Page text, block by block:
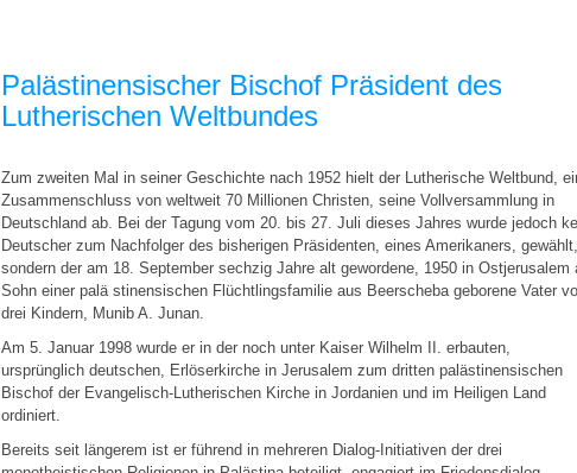
Palästinensischer Bischof Präsident des
Lutherischen Weltbundes
Zum zweiten Mal in seiner Geschichte nach 1952 hielt der Lutherische Weltbund,
Zusammenschluss von weltweit 70 Millionen Christen, seine Vollversammlung in
Deutschland ab. Bei der Tagung vom 20. bis 27. Juli dieses Jahres wurde jedoch
Deutscher zum Nachfolger des bisherigen Präsidenten, eines Amerikaners, gewählt,
sondern der am 18. September sechzig Jahre alt gewordene, 1950 in Ostjerusalem
Sohn einer palä stinensischen Flüchtlingsfamilie aus Beerscheba geborene Vater
drei Kindern, Munib A. Junan.
Am 5. Januar 1998 wurde er in der noch unter Kaiser Wilhelm II. erbauten,
ursprünglich deutschen, Erlöserkirche in Jerusalem zum dritten palästinensischen
Bischof der Evangelisch-Lutherischen Kirche in Jordanien und im Heiligen Land
ordiniert.
Bereits seit längerem ist er führend in mehreren Dialog-Initiativen der drei